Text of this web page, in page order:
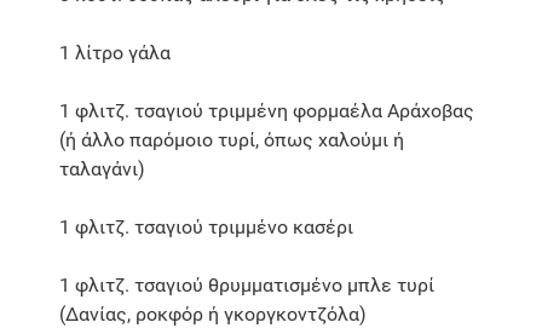
1 λίτρο γάλα
1 φλιτζ. τσαγιού τριμμένη φορμαέλα Αράχοβας
(ή άλλο παρόμοιο τυρί, όπως χαλούμι ή
ταλαγάνι)
1 φλιτζ. τσαγιού τριμμένο κασέρι
1 φλιτζ. τσαγιού θρυμματισμένο μπλε τυρί
(Δανίας, ροκφόρ ή γκοργκοντζόλα)